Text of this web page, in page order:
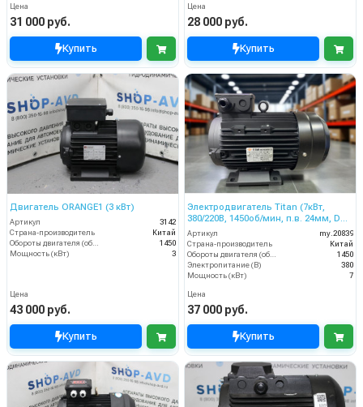
Цена
31 000 руб.
Купить
Цена
28 000 руб.
Купить
Двигатель ORANGE1 (3 кВт)
Артикул
3142
Страна-производитель
Китай
Обороты двигателя (об/мин)
1450
Мощность (кВт)
3
Цена
43 000 руб.
Купить
Электродвигатель Titan (7кВт,
380/220В, 1450об/мин, п.в. 24мм, Dфл
87/61мм, H112L)
Артикул
my.20839
Страна-производитель
Китай
Обороты двигателя (об/мин)
1450
Электропитание (В)
380
Мощность (кВт)
7
Цена
37 000 руб.
Купить